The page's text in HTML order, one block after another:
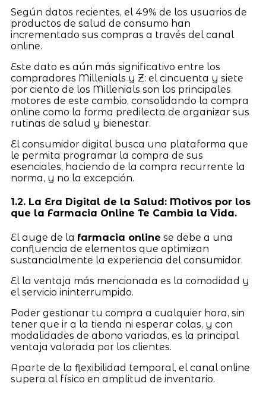
Según datos recientes, el 49% de los usuarios de
productos de salud de consumo han
incrementado sus compras a través del canal
online.
Este dato es aún más significativo entre los
compradores Millenials y Z: el cincuenta y siete
por ciento de los Millenials son los principales
motores de este cambio, consolidando la compra
online como la forma predilecta de organizar sus
rutinas de salud y bienestar.
El consumidor digital busca una plataforma que
le permita programar la compra de sus
esenciales, haciendo de la compra recurrente la
norma, y no la excepción.
1.2. La Era Digital de la Salud: Motivos por los
que la Farmacia Online Te Cambia la Vida.
El auge de la farmacia online se debe a una
confluencia de elementos que optimizan
sustancialmente la experiencia del consumidor.
El la ventaja más mencionada es la comodidad y
el servicio ininterrumpido.
Poder gestionar tu compra a cualquier hora, sin
tener que ir a la tienda ni esperar colas, y con
modalidades de abono variadas, es la principal
ventaja valorada por los clientes.
Aparte de la flexibilidad temporal, el canal online
supera al físico en amplitud de inventario.